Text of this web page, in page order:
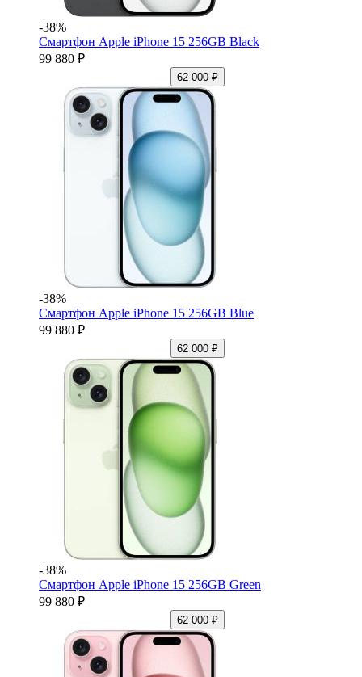
-38%
Смартфон Apple iPhone 15 256GB Black
99 880 ₽
62 000 ₽
-38%
Смартфон Apple iPhone 15 256GB Blue
99 880 ₽
62 000 ₽
-38%
Смартфон Apple iPhone 15 256GB Green
99 880 ₽
62 000 ₽